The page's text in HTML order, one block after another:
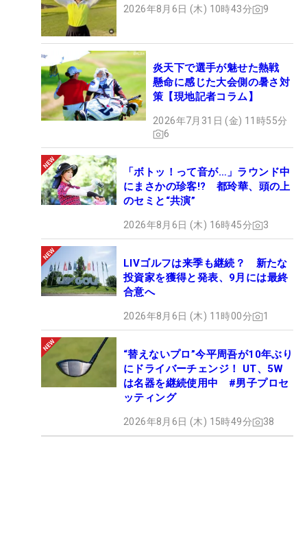
2026年8月6日 (木) 10時43分 9
炎天下で選手が魅せた熱戦
懸命に感じた大会側の暑さ対
策【現地記者コラム】
2026年7月31日 (金) 11時55分
6
「ボトッ！って音が…」ラウンド中
にまさかの珍客!? 都玲華、頭の上
のセミと“共演”
2026年8月6日 (木) 16時45分 3
LIVゴルフは来季も継続？ 新たな
投資家を獲得と発表、9月には最終
合意へ
2026年8月6日 (木) 11時00分 1
“替えないプロ”今平周吾が10年ぶり
にドライバーチェンジ！ UT、5W
は名器を継続使用中 #男子プロセ
ッティング
2026年8月6日 (木) 15時49分 38